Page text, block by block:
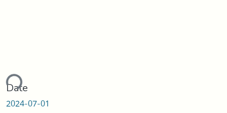
Date
2024-07-01